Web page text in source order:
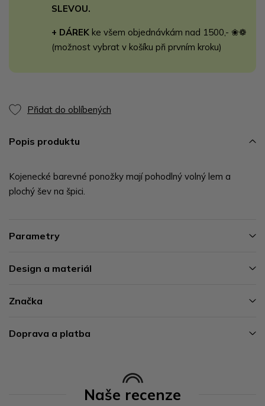
SLEVOU.
+ DÁREK ke všem objednávkám nad 1500,- ❀❁
(možnost vybrat v košíku při prvním kroku)
Přidat do oblíbených
Popis produktu
Kojenecké barevné ponožky mají pohodlný volný lem a
plochý šev na špici.
Parametry
Design a materiál
Značka
Doprava a platba
Naše recenze